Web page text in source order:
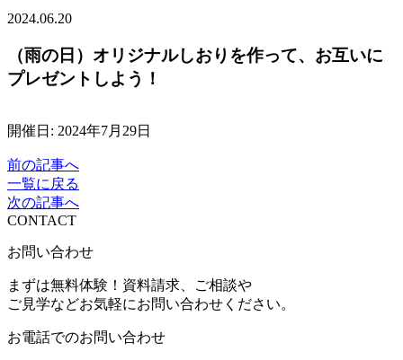
2024.06.20
（雨の日）オリジナルしおりを作って、お互いに
プレゼントしよう！
開催日: 2024年7月29日
前の記事へ
一覧に戻る
次の記事へ
CONTACT
お問い合わせ
まずは無料体験！資料請求、ご相談や
ご見学などお気軽にお問い合わせください。
お電話でのお問い合わせ